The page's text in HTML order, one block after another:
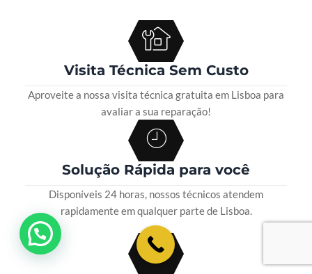
Visita Técnica Sem Custo
Aproveite a nossa visita técnica gratuita em Lisboa para
avaliar a sua reparação!
Solução Rápida para você
Disponíveis 24 horas, nossos técnicos atendem
rapidamente em qualquer parte de Lisboa.
💬 Como podemos ajudar?